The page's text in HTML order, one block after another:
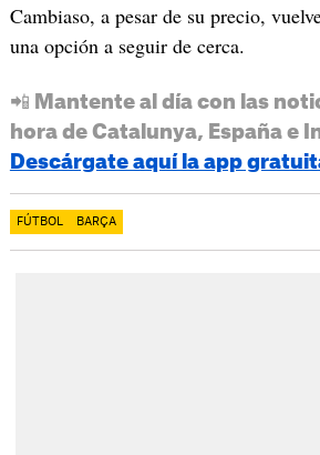
Cambiaso, a pesar de su precio,
una opción a seguir de cerca.
📲 Mantente al día con las
hora de Catalunya, España e
Descárgate aquí la app
FÚTBOL BARÇA